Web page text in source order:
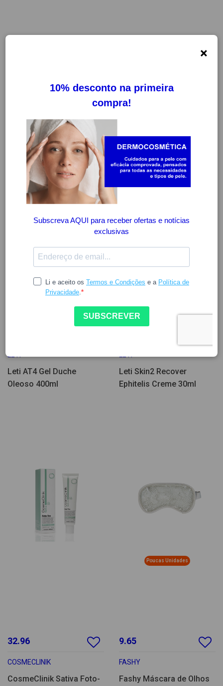
LETI
Leti AT4 Gel Duche
Oleoso 400ml
Leti Skin2 Recover
Ephitelis Creme 30ml
32.96
COSMECLINIK
CosmeClinik Sativa Foto-
Poucas Unidades
9.65
FASHY
Fashy Máscara de Olhos
×